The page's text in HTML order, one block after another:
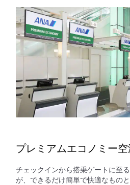
プレミアムエコノミー
チェックインから搭乗ゲートに至
が、できるだけ簡単で快適なもの